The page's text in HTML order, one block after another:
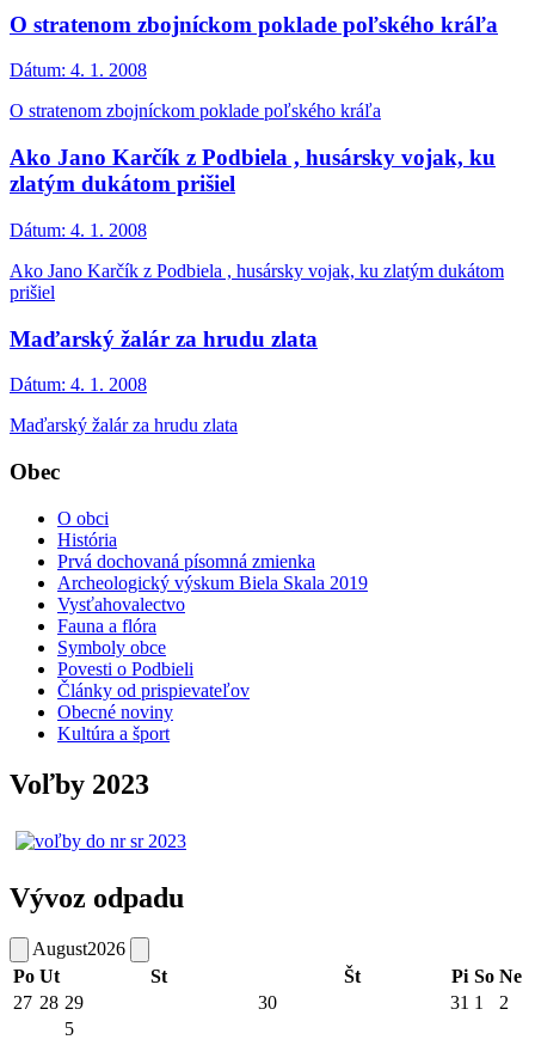
O stratenom zbojníckom poklade poľského kráľa
Dátum: 4. 1. 2008
O stratenom zbojníckom poklade poľského kráľa
Ako Jano Karčík z Podbiela , husársky vojak, ku
zlatým dukátom prišiel
Dátum: 4. 1. 2008
Ako Jano Karčík z Podbiela , husársky vojak, ku zlatým dukátom
prišiel
Maďarský žalár za hrudu zlata
Dátum: 4. 1. 2008
Maďarský žalár za hrudu zlata
Obec
O obci
História
Prvá dochovaná písomná zmienka
Archeologický výskum Biela Skala 2019
Vysťahovalectvo
Fauna a flóra
Symboly obce
Povesti o Podbieli
Články od prispievateľov
Obecné noviny
Kultúra a šport
Voľby 2023
Vývoz odpadu
August2026
Po Ut St Št Pi So Ne
27 28 29 30 31 1 2
5